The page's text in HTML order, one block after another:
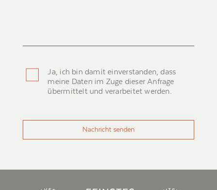
Ja, ich bin damit einverstanden, dass
meine Daten im Zuge dieser Anfrage
übermittelt und verarbeitet werden.
Nachricht senden